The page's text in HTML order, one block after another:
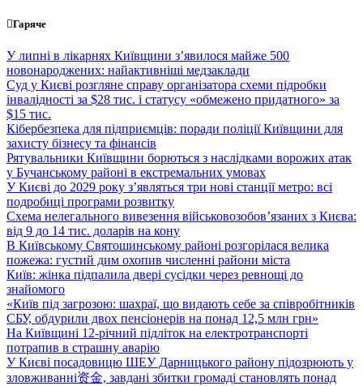
Перейти
вмісту
Гаряче
У липні в лікарнях Київщини з’явилося майже 500
новонароджених: найактивніші медзаклади
Суд у Києві розгляне справу організатора схеми підробки
інвалідності за $28 тис. і статусу «обмежено придатного» за
$15 тис.
Кібербезпека для підприємців: поради поліції Київщини для
захисту бізнесу та фінансів
Рятувальники Київщини борються з наслідками ворожих атак
у Бучанському районі в екстремальних умовах
У Києві до 2029 року з’являться три нові станції метро: всі
подробиці програми розвитку
Схема нелегального вивезення військовозобов’язаних з Києва:
від 9 до 14 тис. доларів на кону
В Київському Святошинському районі розгорілася велика
пожежа: густий дим охопив численні райони міста
Київ: жінка підпалила двері сусідки через ревнощі до
знайомого
«Київ під загрозою: шахраї, що видають себе за співробітників
СБУ, обдурили двох пенсіонерів на понад 12,5 млн грн»
На Київщині 12-річний підліток на електротранспорті
потрапив в страшну аварію
У Києві посадовицю ШЕУ Дарницького району підозрюють у
зловживанні资金, завдані збитки громаді становлять понад